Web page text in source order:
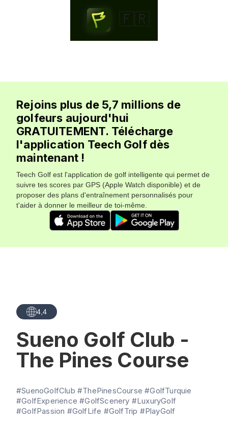
🇫🇷
Rejoins plus de 5,7 millions de
golfeurs aujourd'hui
GRATUITEMENT. Télécharge
l'application Teech Golf dès
maintenant !
Teech Golf est l'application de golf intelligente qui permet de
suivre tes scores par GPS (Apple Watch disponible) et de
proposer des plans d'entraînement personnalisés pour
t'aider à donner le meilleur de toi-même.
4,4
Sueno Golf Club -
The Pines Course
#SuenoGolfClub #ThePinesCourse #GolfTurquie
#GolfExperience #GolfScenery #LuxuryGolf
#GolfPassion #GolfLife #GolfTrip #PlayGolf